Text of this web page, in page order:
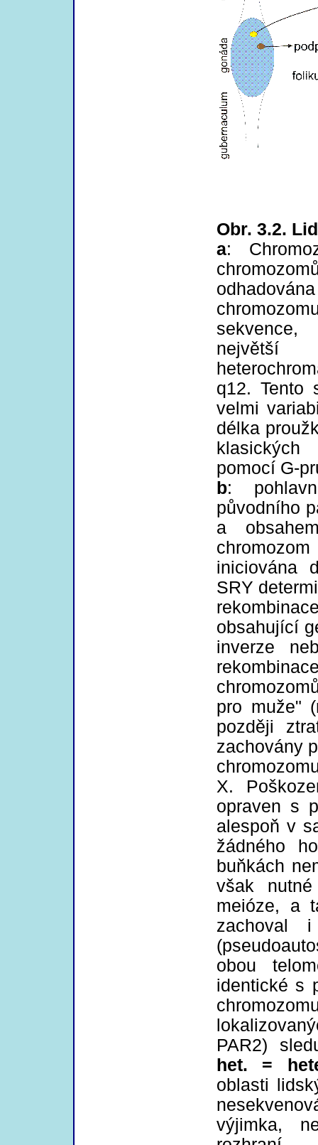
Obr. 3.2.
a:
největší
q12. Tento
velmi
délka
pomocí G-
b:
původního
a
iniciována
SRY
obsahující
inverze
pro muže" (
později
zachovány
X.
opraven s
alespoň v
žádného
buňkách
však
meióze, a
zachoval i
obou
identické s
PAR2)
het. =
oblasti
výjimka,